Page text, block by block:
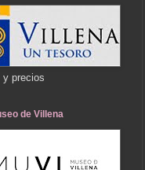
y precios
de Villena